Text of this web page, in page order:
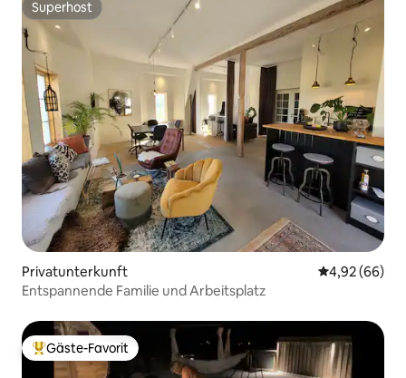
Superhost
Superhost
Privatunterkunft
4,92 (66)
Entspannende Familie und Arbeitsplatz
Beliebter Gäste-Favorit.
Gäste-Favorit